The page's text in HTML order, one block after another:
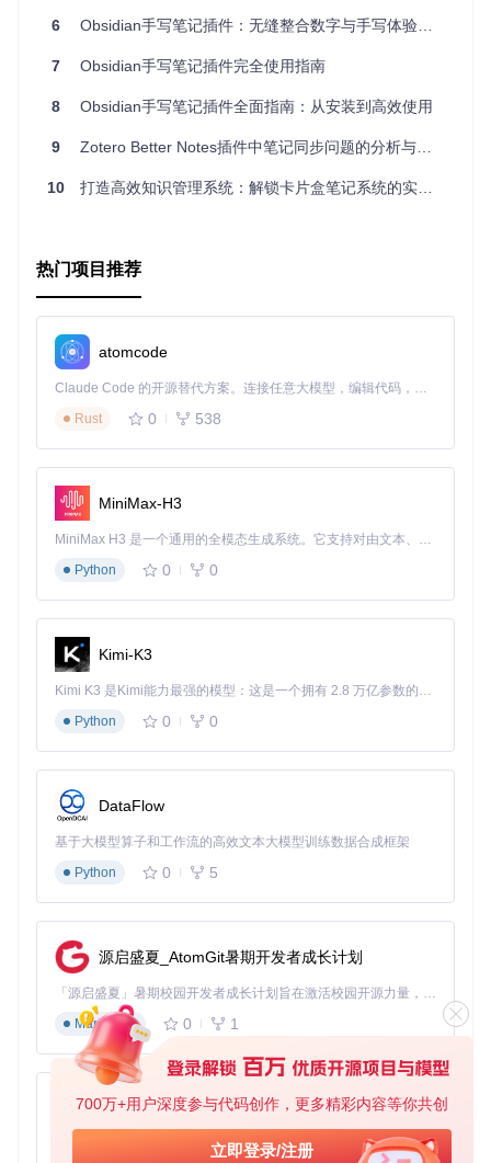
700万+用户深度参与代码创作，更多精彩内容等你共创
立即登录/注册
合，那么Obsidian Timestamp Notes 绝对值得尝试。借助这
享受到前所未有的视频学习体验。立即下载并启用，让学习变
6 Obsidian手写笔记插件：无缝整合数字与手写体验的高效创作方案
7 Obsidian手写笔记插件完全使用指南
8 Obsidian手写笔记插件全面指南：从安装到高效使用
9 Zotero Better Notes插件中笔记同步问题的分析与解决
10 打造高效知识管理系统：解锁卡片盒笔记系统的实战秘诀
热门项目推荐
atomcode
Claude Code 的开源替代方案。连接任意大模型，编辑代码，运行命令，自动验证 — 全自动执行。用 Rust 构建，极致性能。 ｜ An open-source alternative to Claude Code. Connect any LLM, edit code, run commands, and verify changes — autonomously. Built in Rust for speed. Get Started
Rust
0 538
MiniMax-H3
MiniMax H3 是一个通用的全模态生成系统。它支持对由文本、图像、视频和音频组成的多模态上下文进行统一理解，并能生成分辨率高达 2K、时长可达 15 秒的带原生立体声音频的视频。得益于面向任务泛化的系统设计，H3 在预训练阶段就已具备广泛的多模态上下文理解与生成能力，能够出色地执行复杂的多模态指令。
Python
0 0
Kimi-K3
Kimi K3 是Kimi能力最强的模型：这是一个拥有 2.8 万亿参数的混合专家（MoE）模型，具备原生视觉理解能力，并支持 100 万 token 的上下文窗口。
Python
0 0
DataFlow
基于大模型算子和工作流的高效文本大模型训练数据合成框架
Python
0 5
源启盛夏_AtomGit暑期开发者成长计划
「源启盛夏」暑期校园开发者成长计划旨在激活校园开源力量，通过积分激励、认证扶持、资源倾斜等形式，引导高校组织和开发者完成「入驻 — 建项目 — 做贡献 — 获认证 — 得资源」的完整闭环。无论你是想带领社团入驻平台的组织者，还是希望用代码贡献证明自己的开发者，都能在这里找到属于你的成长路径。
Markdown
0 1
py-xiaozhi
基于Python的Xiaozhi AI，适用于想要完整Xiaozhi体验而无需拥有专用硬件的用户。